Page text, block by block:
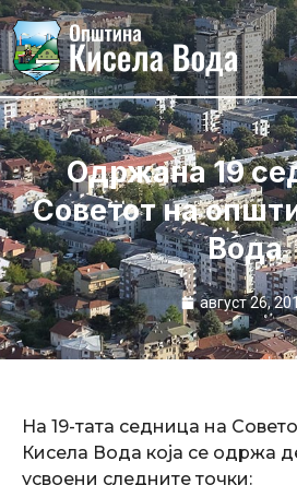
Skip
to
content
Одржана 19
Советот на
Вода
август 26,
На 19-тата седница на
Кисела Вода која се одржа
усвоени следните точки: